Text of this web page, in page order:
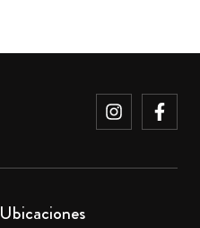
Ubicaciones